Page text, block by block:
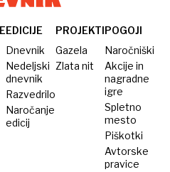
EDICIJE
Dnevnik
Nedeljski
dnevnik
Razvedrilo
Naročanje
edicij
PROJEKTI
Gazela
Zlata nit
POGOJI
Naročniški
Akcije in
nagradne
igre
Spletno
mesto
Piškotki
Avtorske
pravice